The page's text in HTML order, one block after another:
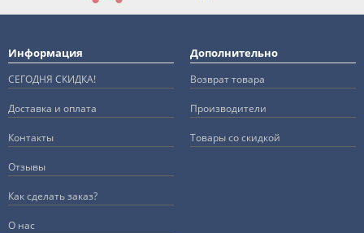
Информация
СЕГОДНЯ СКИДКА!
Доставка и оплата
Контакты
Отзывы
Как сделать заказ?
О нас
Дополнительно
Возврат товара
Производители
Товары со скидкой